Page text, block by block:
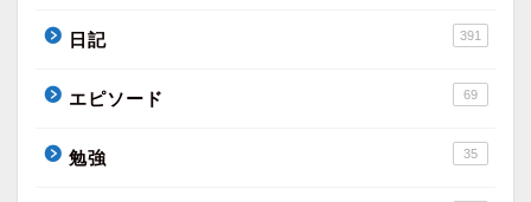
日記 391
エピソード 69
勉強 35